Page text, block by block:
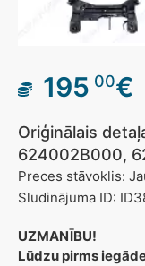
195 00€
Oriģinālais
624002B000,
Preces stāvoklis:
Sludinājuma ID:
UZMANĪBU!
Lūdzu pirms